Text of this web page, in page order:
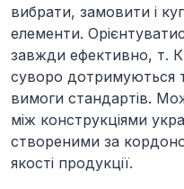
вибрати, замовити і
елементи.
завжди ефективно, т.
суворо дотримуються
вимоги стандартів.
між конструкціями
створеними за
якості продукції.